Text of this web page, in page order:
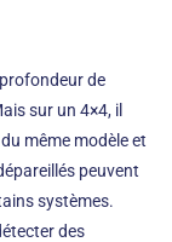
de
sur un 4×4, il
même modèle et
peuvent
systèmes.
des